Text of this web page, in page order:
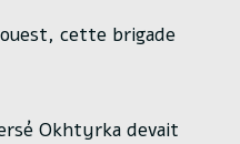
cette brigade
Okhtyrka devait